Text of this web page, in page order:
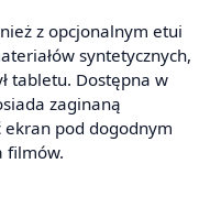
z opcjonalnym etui
syntetycznych,
tabletu. Dostępna w
zaginaną
pod dogodnym
filmów.